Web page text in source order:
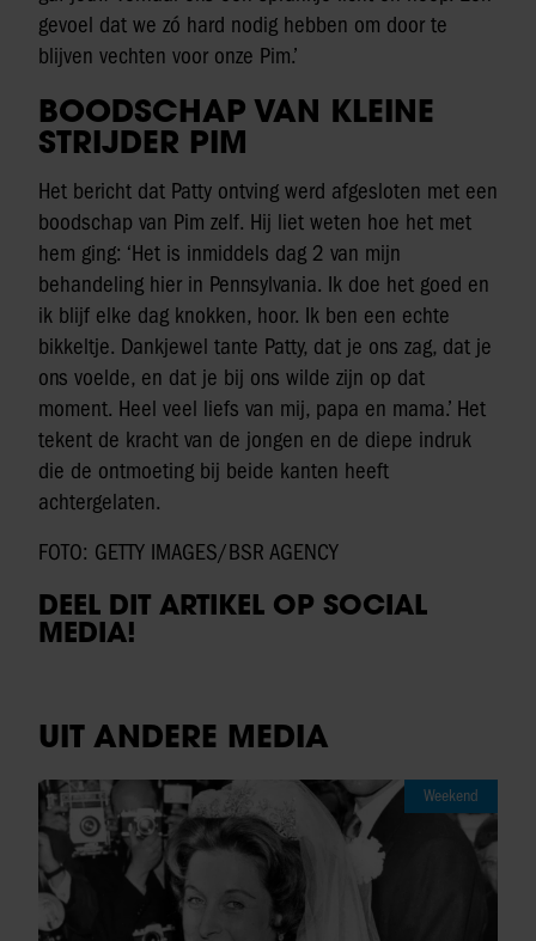
gevoel dat we zó hard nodig hebben om door te
blijven vechten voor onze Pim.’
BOODSCHAP VAN KLEINE
STRIJDER PIM
Het bericht dat Patty ontving werd afgesloten met een
boodschap van Pim zelf. Hij liet weten hoe het met
hem ging: ‘Het is inmiddels dag 2 van mijn
behandeling hier in Pennsylvania. Ik doe het goed en
ik blijf elke dag knokken, hoor. Ik ben een echte
bikkeltje. Dankjewel tante Patty, dat je ons zag, dat je
ons voelde, en dat je bij ons wilde zijn op dat
moment. Heel veel liefs van mij, papa en mama.’ Het
tekent de kracht van de jongen en de diepe indruk
die de ontmoeting bij beide kanten heeft
achtergelaten.
FOTO: GETTY IMAGES/BSR AGENCY
DEEL DIT ARTIKEL OP SOCIAL
MEDIA!
UIT ANDERE MEDIA
Weekend